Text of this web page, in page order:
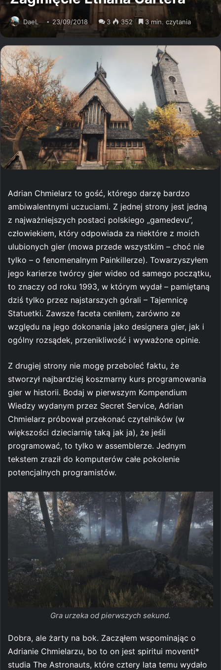
DaeL 23/09/2018 3 352 3 min. czytania
Adrian Chmielarz to gość, którego darzę bardzo
ambiwalentnymi uczuciami. Z jednej strony jest jedną
z najważniejszych postaci polskiego „gamedevu”,
człowiekiem, który odpowiada za niektóre z moich
ulubionych gier (mowa przede wszystkim – choć nie
tylko – o fenomenalnym Painkillerze). Towarzyszyłem
jego karierze twórcy gier wideo od samego początku,
to znaczy od roku 1993, w którym wydał – pamiętaną
dziś tylko przez najstarszych górali – Tajemnicę
Statuetki. Zawsze faceta ceniłem, zarówno ze
względu na jego dokonania jako designera gier, jak i
ogólny rozsądek, przenikliwość i wyważone opinie.
Z drugiej strony nie mogę przeboleć faktu, że
stworzył najbardziej koszmarny kurs programowania
gier w historii. Bodaj w pierwszym Kompendium
Wiedzy wydanym przez Secret Service, Adrian
Chmielarz próbował przekonać czytelników (w
większości dzieciarnię taką jak ja), że jeśli
programować, to tylko w assemblerze. Jednym
tekstem zraził do komputerów całe pokolenie
potencjalnych programistów.
Gra urzeka od pierwszych sekund.
Dobra, ale żarty na bok. Zacząłem wspominając o
Adrianie Chmielarzu, bo to on jest spiritui moventi*
studia The Astronauts, które cztery lata temu wydało